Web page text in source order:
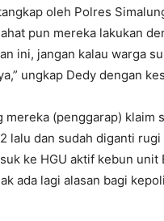
oleh Polres
pun mereka lakukan
ini, jangan kalau warga
ungkap Dedy dengan
mereka (penggarap) klaim
lalu dan sudah diganti
ke HGU aktif kebun unit
ada lagi alasan bagi